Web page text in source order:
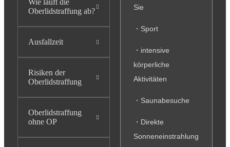
Oberlidstraffung ab?
Ausfallzeit
Risiken der
Oberlidstraffung
Oberlidstraffung
ohne OP
Sie
・Sport
・intensive
körperliche
Aktivitäten
・Saunabesuche
・Direkte
Sonneneinstrahlung